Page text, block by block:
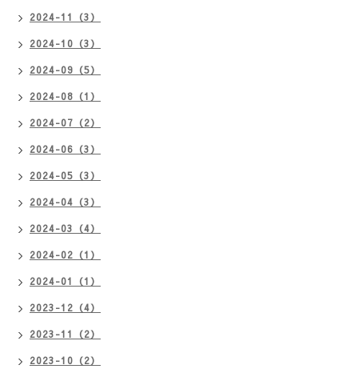
2024-11（3）
2024-10（3）
2024-09（5）
2024-08（1）
2024-07（2）
2024-06（3）
2024-05（3）
2024-04（3）
2024-03（4）
2024-02（1）
2024-01（1）
2023-12（4）
2023-11（2）
2023-10（2）